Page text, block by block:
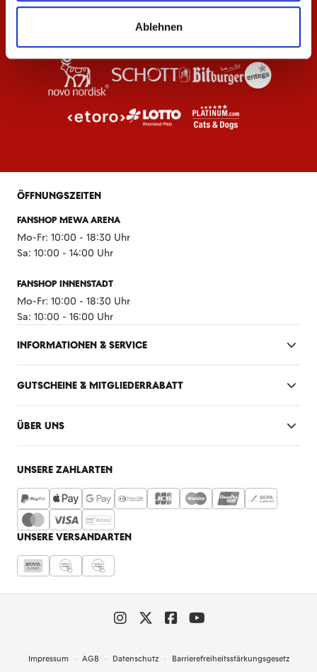
Ablehnen
ÖFFNUNGSZEITEN
FANSHOP MEWA ARENA
Mo-Fr: 10:00 - 18:30 Uhr
Sa: 10:00 - 14:00 Uhr
FANSHOP INNENSTADT
Mo-Fr: 10:00 - 18:30 Uhr
Sa: 10:00 - 16:00 Uhr
INFORMATIONEN & SERVICE
GUTSCHEINE & MITGLIEDERRABATT
ÜBER UNS
UNSERE ZAHLARTEN
UNSERE VERSANDARTEN
Impressum AGB Datenschutz Barrierefreiheitsstärkungsgesetz